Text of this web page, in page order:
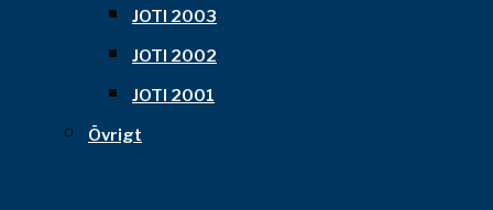
JOTI 2003
JOTI 2002
JOTI 2001
Övrigt